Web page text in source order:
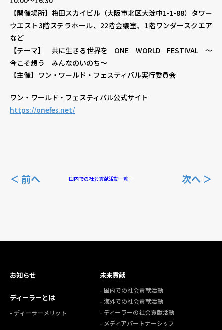
【開催場所】梅田スカイビル（大阪市北区大淀中1-1-88）タワー
ウエスト3階ステラホール、22階会議室、1階ワンダースクエア
など
【テーマ】 共に生きる世界を ONE WORLD FESTIVAL ～
今こそ想う みんなのいのち～
【主催】ワン・ワールド・フェスティバル実行委員会
ワン・ワールド・フェスティバル公式サイト
https://onefes.net/
＜ 前へ 国内での社会貢献活動一覧 次へ ＞
お知らせ
ディーラーとは
- ディーラーメリット
未来貢献
- 国内での社会貢献活動
- 海外での社会貢献活動
- ディーラーの社会貢献活動
- メディアパートナーシップ